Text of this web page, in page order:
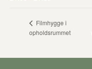
Filmhygge i
opholdsrummet